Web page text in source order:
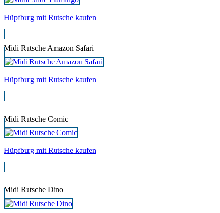
Hüpfburg mit Rutsche kaufen
Midi Rutsche Amazon Safari
Hüpfburg mit Rutsche kaufen
Midi Rutsche Comic
Hüpfburg mit Rutsche kaufen
Midi Rutsche Dino